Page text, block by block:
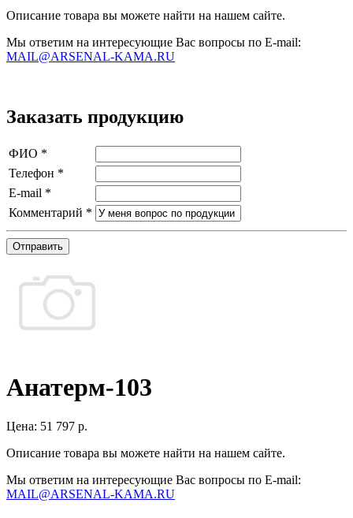
Описание товара вы можете найти на нашем сайте.
Мы ответим на интересующие Вас вопросы по E-mail:
MAIL@ARSENAL-KAMA.RU
Заказать продукцию
ФИО *
Телефон *
E-mail *
Комментарий *
Отправить
Анатерм-103
Цена: 51 797 р.
Описание товара вы можете найти на нашем сайте.
Мы ответим на интересующие Вас вопросы по E-mail:
MAIL@ARSENAL-KAMA.RU